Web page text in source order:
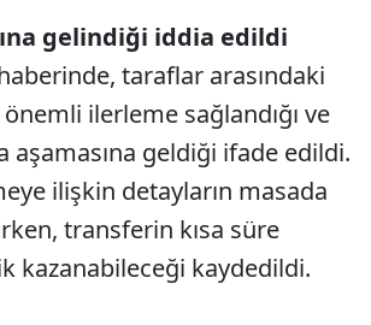
gelindiği iddia edildi
taraflar arasındaki
ilerleme sağlandığı ve
aşamasına geldiği ifade edildi.
ilişkin detayların masada
transferin kısa süre
kazanabileceği kaydedildi.